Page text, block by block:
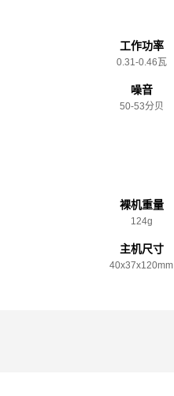
工作功率
0.31-0.46瓦
噪音
50-53分贝
裸机重量
124g
主机尺寸
40x️37x️120mm